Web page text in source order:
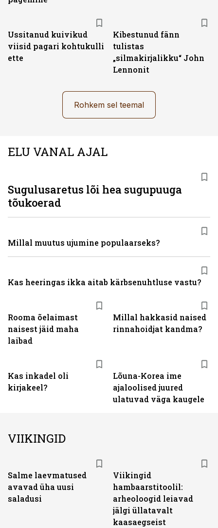
Ussitanud kuivikud
viisid pagari kohtukulli
ette
Kibestunud fänn
tulistas
„silmakirjalikku“ John
Lennonit
Rohkem sel teemal
ELU VANAL AJAL
Rooma õelaimast
naisest jäid maha
laibad
Millal hakkasid naised
rinnahoidjat kandma?
Kas inkadel oli
kirjakeel?
Lõuna-Korea ime
ajaloolised juured
ulatuvad väga kaugele
Sugulusaretus lõi hea sugupuuga
tõukoerad
Millal muutus ujumine populaarseks?
Kas heeringas ikka aitab kärbsenuhtluse vastu?
VIIKINGID
Salme laevmatused
avavad üha uusi
saladusi
Viikingid
hambaarstitoolil:
arheoloogid leiavad
jälgi üllatavalt
kaasaegseist